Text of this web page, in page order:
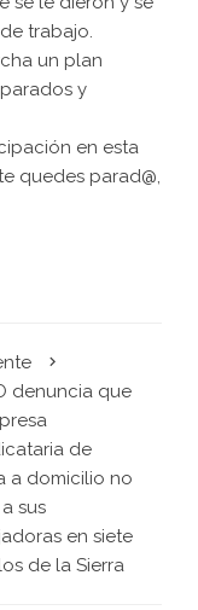
trabajo.
un plan
y
en esta
quedes parad@,
denuncia que
de
a domicilio no
sus
en siete
de la Sierra